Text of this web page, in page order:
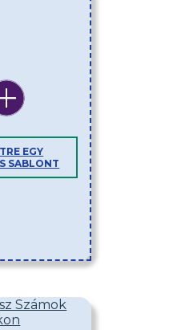
EGY
SABLONT
Számok